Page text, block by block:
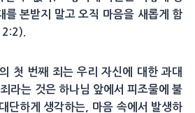
를 본받지 말고 오직 마음을 새롭게 함
첫 번째 죄는 우리 자신에 대한 과대
라는 것은 하나님 앞에서 피조물에 불
단하게 생각하는, 마음 속에서 발생하